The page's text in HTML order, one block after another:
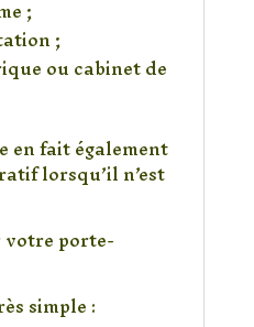
;
;
ou cabinet de
en fait également
lorsqu’il n’est
porte-
simple :